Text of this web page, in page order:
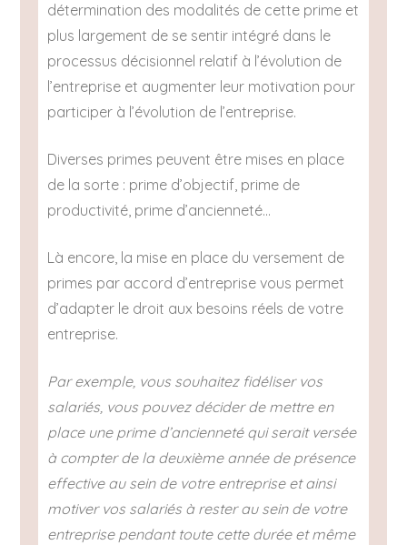
détermination des modalités de cette prime et
plus largement de se sentir intégré dans le
processus décisionnel relatif à l’évolution de
l’entreprise et augmenter leur motivation pour
participer à l’évolution de l’entreprise.
Diverses primes peuvent être mises en place
de la sorte : prime d’objectif, prime de
productivité, prime d’ancienneté…
Là encore, la mise en place du versement de
primes par accord d’entreprise vous permet
d’adapter le droit aux besoins réels de votre
entreprise.
Par exemple, vous souhaitez fidéliser vos
salariés, vous pouvez décider de mettre en
place une prime d’ancienneté qui serait versée
à compter de la deuxième année de présence
effective au sein de votre entreprise et ainsi
motiver vos salariés à rester au sein de votre
entreprise pendant toute cette durée et même